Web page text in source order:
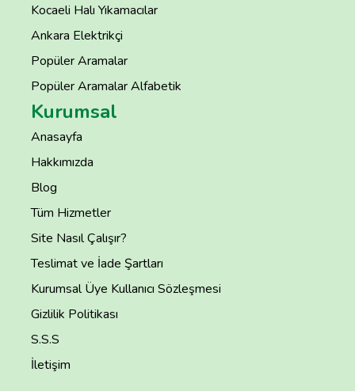
Kocaeli Halı Yıkamacılar
Ankara Elektrikçi
Popüler Aramalar
Popüler Aramalar Alfabetik
Kurumsal
Anasayfa
Hakkımızda
Blog
Tüm Hizmetler
Site Nasıl Çalışır?
Teslimat ve İade Şartları
Kurumsal Üye Kullanıcı Sözleşmesi
Gizlilik Politikası
S.S.S
İletişim